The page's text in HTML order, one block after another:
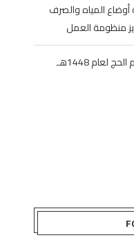
المياه والصرف
منظومة العمل
1448هـ